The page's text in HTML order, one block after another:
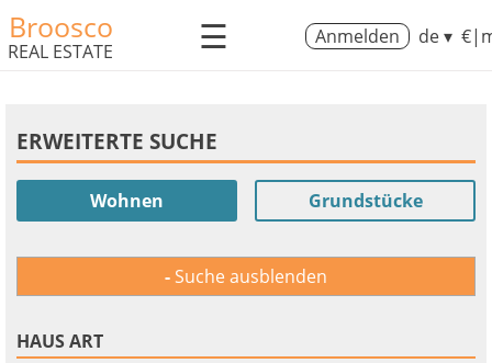
Broosco
REAL ESTATE ☰ Anmelden de ▾
ERWEITERTE SUCHE
Wohnen Grundstücke
Suche ausblenden
HAUS ART